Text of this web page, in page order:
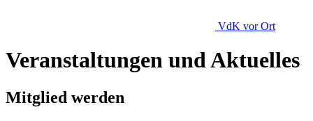
VdK vor Ort
Veranstaltungen und Aktuelles
Mitglied werden